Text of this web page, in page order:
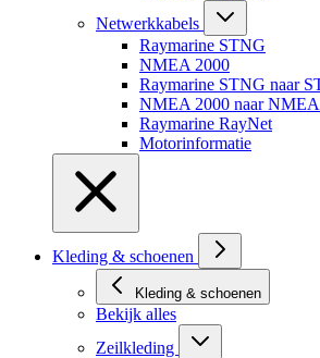
Netwerkkabels
Raymarine STNG
NMEA 2000
Raymarine STNG naar
NMEA 2000 naar
Raymarine RayNet
Motorinformatie
Kleding & schoenen
Kleding & schoenen
Bekijk alles
Zeilkleding